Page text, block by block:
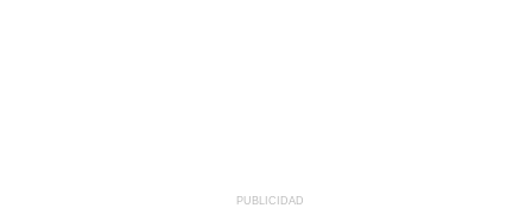
PUBLICIDAD